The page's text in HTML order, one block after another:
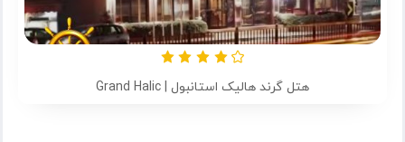
هتل گرند هالیک استانبول | Grand Halic